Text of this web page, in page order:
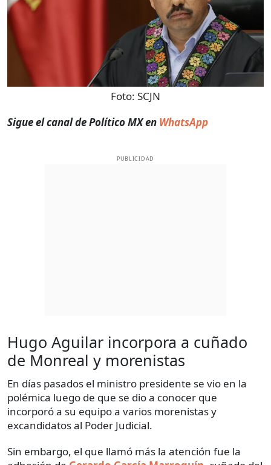
Foto: SCJN
Sigue el canal de Político MX en WhatsApp
PUBLICIDAD
Hugo Aguilar incorpora a cuñado
de Monreal y morenistas
En días pasados el ministro presidente se vio en la
polémica luego de que se dio a conocer que
incorporó a su equipo a varios morenistas y
excandidatos al Poder Judicial.
Sin embargo, el que llamó más la atención fue la